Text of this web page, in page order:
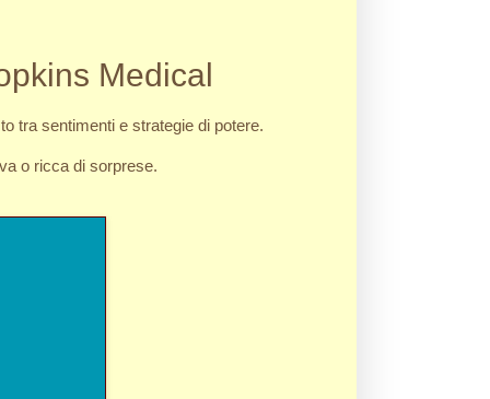
Medical
tra sentimenti e strategie di potere.
o ricca di sorprese.